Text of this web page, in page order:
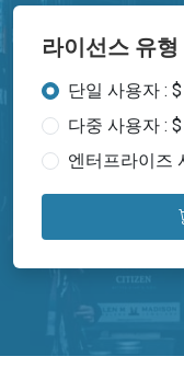
라이선스 유형
단일 사용자 :
다중 사용자 :
엔터프라이즈